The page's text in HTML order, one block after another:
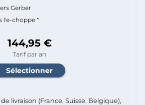
Gerber
l'e-choppe *
144,95 €
Tarif par an
livraison (France, Suisse, Belgique),